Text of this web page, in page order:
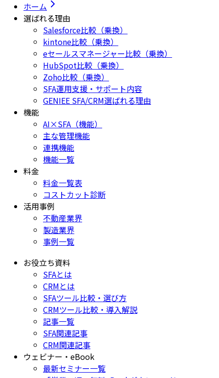
ホーム
選ばれる理由
Salesforce比較（乗換）
kintone比較（乗換）
eセールスマネージャー比較（乗換）
HubSpot比較（乗換）
Zoho比較（乗換）
SFA運用支援・サポート内容
GENIEE SFA/CRM選ばれる理由
機能
AI×SFA（機能）
主な管理機能
連携機能
機能一覧
料金
料金一覧表
コストカット診断
活用事例
不動産業界
製造業界
事例一覧
お役立ち資料
SFAとは
CRMとは
SFAツール比較・選び方
CRMツール比較・導入解説
記事一覧
SFA関連記事
CRM関連記事
ウェビナー・eBook
最新セミナー一覧